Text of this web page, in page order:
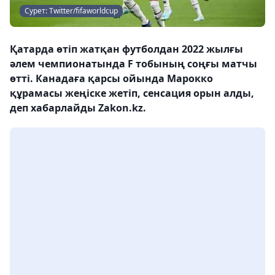
Сурет: Twitter/fifaworldcup
Қатарда өтіп жатқан футболдан 2022 жылғы
әлем чемпионатында F тобының соңғы матчы
өтті. Канадаға қарсы ойында Марокко
құрамасы жеңіске жетіп, сенсация орын алды,
деп хабарлайды Zakon.kz.